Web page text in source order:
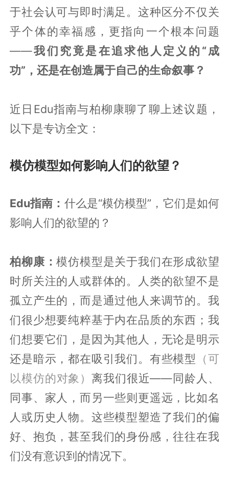
于社会认可与即时满足。这种区分不仅关
乎个体的幸福感，更指向一个根本问题
——我们究竟是在追求他人定义的“成
功”，还是在创造属于自己的生命叙事？
近日Edu指南与柏柳康聊了聊上述议题，
以下是专访全文：
模仿模型如何影响人们的欲望？
Edu指南： 什么是“模仿模型”，它们是如何
影响人们的欲望的？
柏柳康：模仿模型是关于我们在形成欲望
时所关注的人或群体的。人类的欲望不是
孤立产生的，而是通过他人来调节的。我
们很少想要纯粹基于内在品质的东西；我
们想要它们，是因为其他人，无论是明示
还是暗示，都在吸引我们。有些模型
（可
以模仿的对象）离我们很近——同龄人、
同事、家人，而另一些则更遥远，比如名
人或历史人物。这些模型塑造了我们的偏
好、抱负，甚至我们的身份感，往往在我
们没有意识到的情况下。